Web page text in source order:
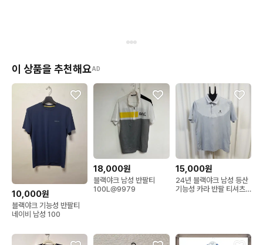
이 상품을 추천해요AD
10,000원
블랙야크 기능성 반팔티
네이비 남성 100
18,000원
블랙야크 남성 반팔티
100L@9979
15,000원
24년 블랙야크 남성 등산
기능성 카라 반팔 티셔츠